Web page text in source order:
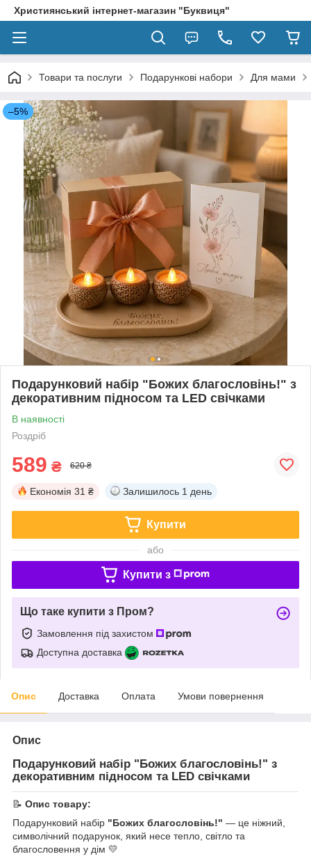
Християнський інтернет-магазин "Буквиця"
Товари та послуги Подарункові набори Для мами
–5%
Подарунковий набір "Божих благословінь!" з
декоративним підносом та LED свічками
В наявності
Роздріб
589 ₴ 620 ₴
Економія 31 ₴ Залишилось 1 день
Купити
або
Купити з
Що таке купити з Пром?
Замовлення під захистом
Доступна доставка
Опис Доставка Оплата Умови повернення
Опис
Подарунковий набір "Божих благословінь!" з
декоративним підносом та LED свічками
📝 Опис товару:
Подарунковий набір "Божих благословінь!" — це ніжний,
символічний подарунок, який несе тепло, світло та
благословення у дім 💛